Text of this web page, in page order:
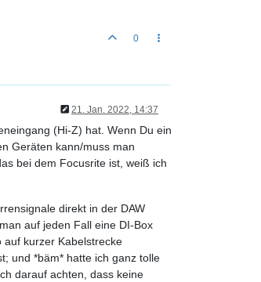
0
21. Jan. 2022, 14:37
(Hi-Z) hat. Wenn Du ein
Geräten kann/muss man
bei dem Focusrite ist, weiß ich
direkt in der DAW
auf jeden Fall eine DI-Box
auf kurzer Kabelstrecke
und *bäm* hatte ich ganz tolle
darauf achten, dass keine